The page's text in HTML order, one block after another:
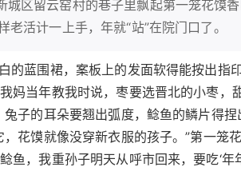
城区留云窑村的巷子里飘起第一笼花
活计一上手，年就“站”在院门口了。
的蓝围裙，案板上的发面软得能按出
妈当年教我时说，枣要选晋北的小枣，
兔子的耳朵要翘出弧度，鲶鱼的鳞片
，花馍就像没穿新衣服的孩子。”第一
鱼，我重孙子明天从呼市回来，要吃‘年